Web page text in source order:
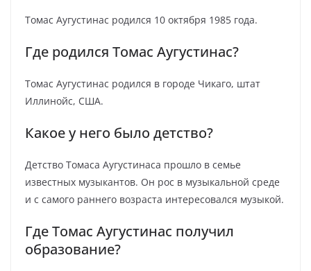
Томас Аугустинас родился 10 октября 1985 года.
Где родился Томас Аугустинас?
Томас Аугустинас родился в городе Чикаго, штат
Иллинойс, США.
Какое у него было детство?
Детство Томаса Аугустинаса прошло в семье
известных музыкантов. Он рос в музыкальной среде
и с самого раннего возраста интересовался музыкой.
Где Томас Аугустинас получил
образование?